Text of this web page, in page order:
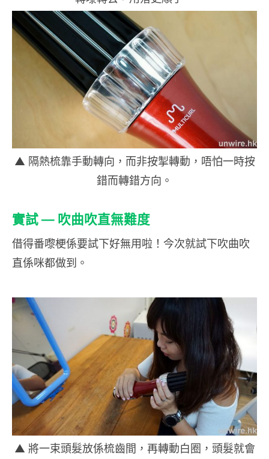
▲ 隔熱梳靠手動轉向，而非按掣轉動，唔怕一時按
錯而轉錯方向。
實試 — 吹曲吹直無難度
借得番嚟梗係要試下好無用啦！今次就試下吹曲吹
直係咪都做到。
▲ 將一束頭髮放係梳齒間，再轉動白圈，頭髮就會